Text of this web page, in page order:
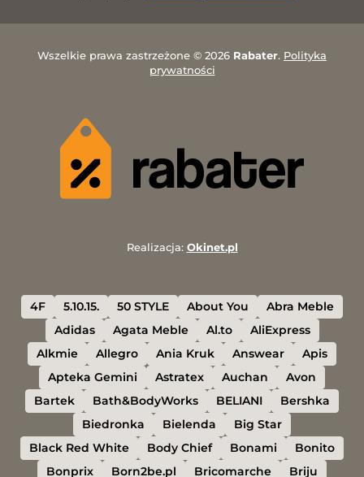
Wszelkie prawa zastrzeżone © 2026 Rabater. Polityka
prywatności
Realizacja: Okinet.pl
4F 5.10.15. 50 STYLE About You
Abra Meble
Adidas
Agata Meble Al.to
AliExpress
Alkmie
Allegro Ania Kruk Answear
Apis
Apteka Gemini
Astratex Auchan
Avon
Bartek
Bath&BodyWorks BELIANI
Bershka
Biedronka
Bielenda
Big Star
Black Red White
Body Chief Bonami
Bonito
Bonprix
Born2be.pl Bricomarche Briju